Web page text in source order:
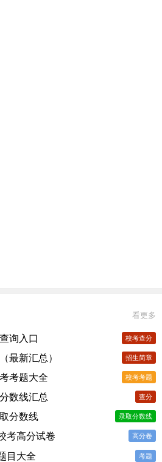
看更多
校考查分
询入口
招生简章
最新汇总）
校考考题
考题大全
查分
数线汇总
录取分数线
分数线
高分卷
考高分试卷
考题
目大全